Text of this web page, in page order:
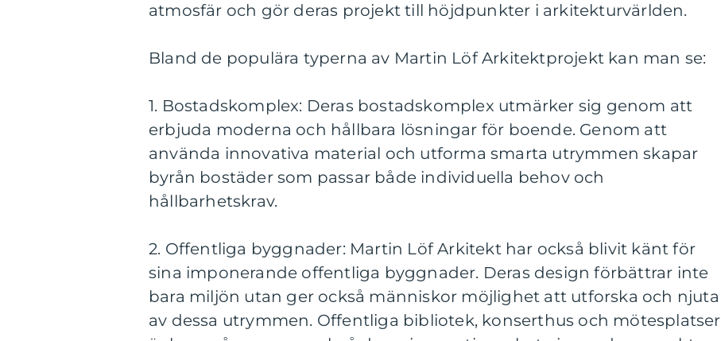
atmosfär och gör deras projekt till höjdpunkter i arkitekturvärlden.
Bland de populära typerna av Martin Löf Arkitektprojekt kan man se:
1. Bostadskomplex: Deras bostadskomplex utmärker sig genom att
erbjuda moderna och hållbara lösningar för boende. Genom att
använda innovativa material och utforma smarta utrymmen skapar
byrån bostäder som passar både individuella behov och
hållbarhetskrav.
2. Offentliga byggnader: Martin Löf Arkitekt har också blivit känt för
sina imponerande offentliga byggnader. Deras design förbättrar inte
bara miljön utan ger också människor möjlighet att utforska och njuta
av dessa utrymmen. Offentliga bibliotek, konserthus och mötesplatser